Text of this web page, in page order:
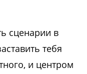
сценарии в
тебя
и центром